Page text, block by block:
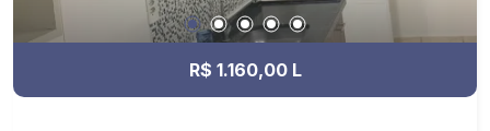
R$ 1.160,00 L